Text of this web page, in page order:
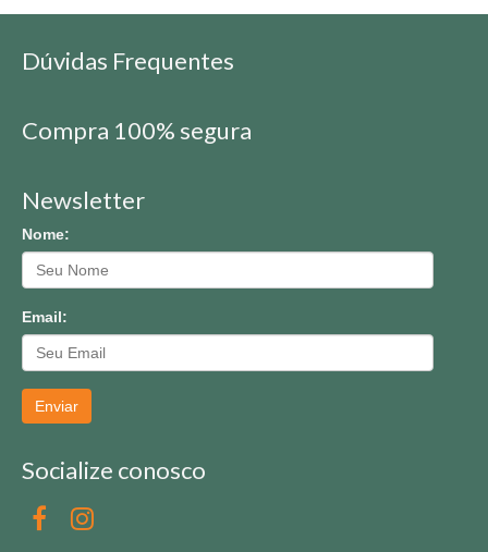
Dúvidas Frequentes
Compra 100% segura
Newsletter
Nome:
Email:
Enviar
Socialize conosco